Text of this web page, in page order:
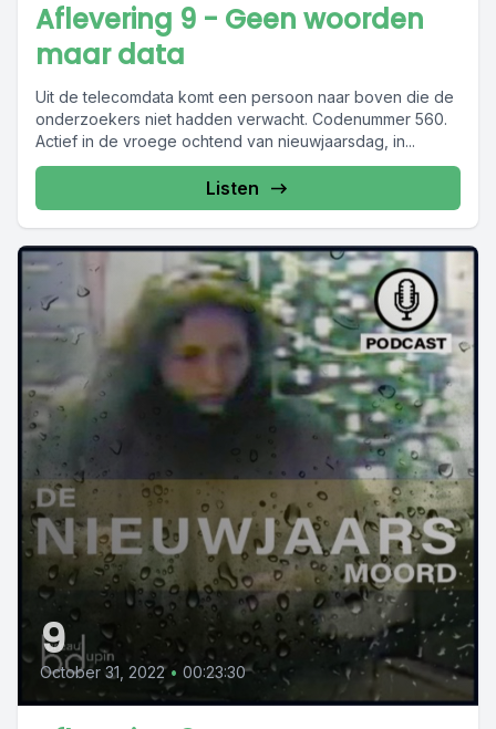
Aflevering 9 - Geen woorden
maar data
Uit de telecomdata komt een persoon naar boven die de
onderzoekers niet hadden verwacht. Codenummer 560.
Actief in de vroege ochtend van nieuwjaarsdag, in...
Listen
9
October 31, 2022 • 00:23:30